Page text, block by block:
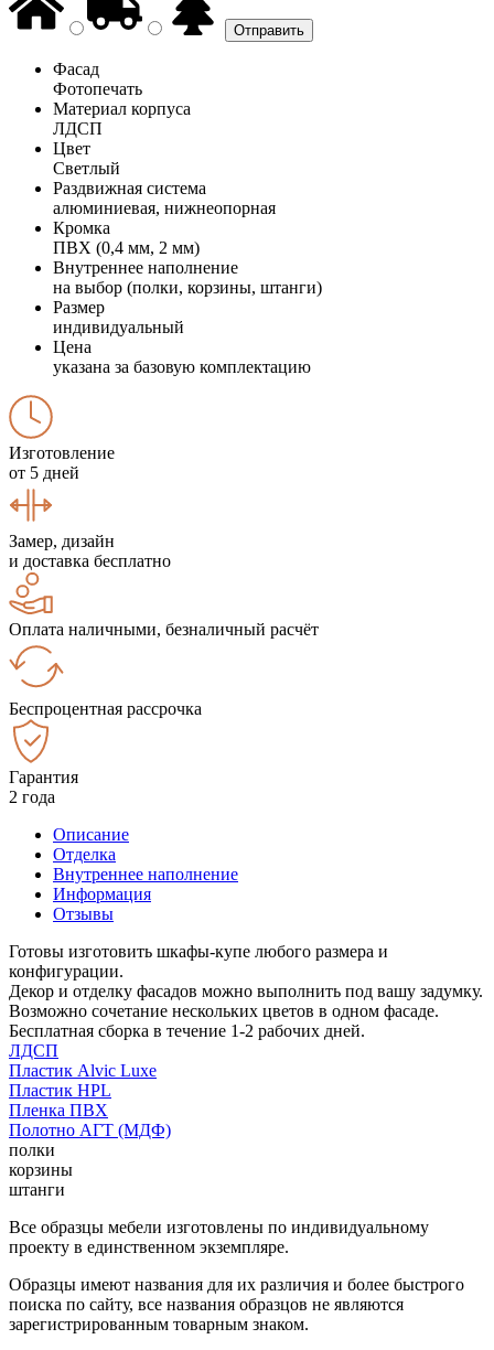
Фасад
Фотопечать
Материал корпуса
ЛДСП
Цвет
Светлый
Раздвижная система
алюминиевая, нижнеопорная
Кромка
ПВХ (0,4 мм, 2 мм)
Внутреннее наполнение
на выбор (полки, корзины, штанги)
Размер
индивидуальный
Цена
указана за базовую комплектацию
Изготовление
от 5 дней
Замер, дизайн
и доставка бесплатно
Оплата наличными, безналичный расчёт
Беспроцентная рассрочка
Гарантия
2 года
Описание
Отделка
Внутреннее наполнение
Информация
Отзывы
Готовы изготовить шкафы-купе любого размера и
конфигурации.
Декор и отделку фасадов можно выполнить под вашу задумку.
Возможно сочетание нескольких цветов в одном фасаде.
Бесплатная сборка в течение 1-2 рабочих дней.
ЛДСП
Пластик Alvic Luxe
Пластик HPL
Пленка ПВХ
Полотно АГТ (МДФ)
полки
корзины
штанги
Все образцы мебели изготовлены по индивидуальному
проекту в единственном экземпляре.
Образцы имеют названия для их различия и более быстрого
поиска по сайту, все названия образцов не являются
зарегистрированным товарным знаком.